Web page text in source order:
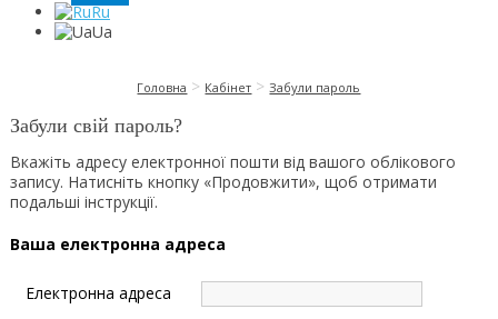
Ru
Ua
Головна > Кабінет >Забули пароль
Забули свій пароль?
Вкажіть адресу електронної пошти від вашого облікового
запису. Натисніть кнопку «Продовжити», щоб отримати
подальші інструкції.
Ваша електронна адреса
Електронна адреса